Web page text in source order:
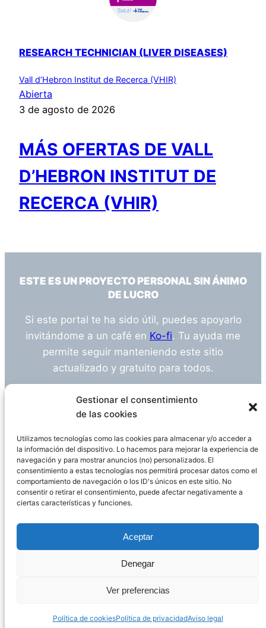
Gestionar el consentimiento
de las cookies
Utilizamos tecnologías como las cookies para almacenar y/o acceder a
la información del dispositivo. Lo hacemos para mejorar la experiencia de
navegación y para mostrar anuncios (no) personalizados. El
consentimiento a estas tecnologías nos permitirá procesar datos como el
comportamiento de navegación o los ID's únicos en este sitio. No
consentir o retirar el consentimiento, puede afectar negativamente a
ciertas características y funciones.
Aceptar
Denegar
Ver preferencias
Política de cookiesPolítica de privacidadAviso legal
RESEARCH TECHNICIAN (LIVER DISEASES)
Vall d’Hebron Institut de Recerca (VHIR)
Abierta
3 de agosto de 2026
MÁS OFERTAS DE VALL
D’HEBRON INSTITUT DE
RECERCA (VHIR)
ESTE ES UN PROYECTO PERSONAL SIN ÁNIMO
DE LUCRO
Si este portal te ha sido útil, puedes apoyarlo
invitándome a un café en Ko-fi. Tu ayuda me
permite seguir manteniendo este sitio
actualizado y gratuito para todos.
¿Tienes alguna duda o sugerencia? Escríbeme
info@empleosanitarioinvestigacion.es
Descargo de Responsabilidad
Declaración de Privacidad Política de cookies
WordPress
Página administrada por Javier Ripoll
PHP Code SnippetsPowered By :XYZScripts.com